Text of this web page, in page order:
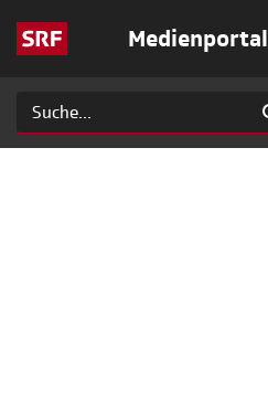
Medienportal